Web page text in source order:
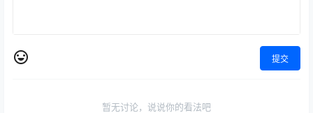
提交
暂无讨论，说说你的看法吧